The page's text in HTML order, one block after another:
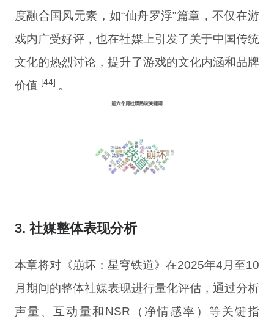
度融合国风元素，如“仙舟罗浮”篇章，不仅在游
戏内广受好评，也在社媒上引发了关于中国传统
文化的热烈讨论，提升了游戏的文化内涵和品牌
价值 [44] 。
3. 社媒整体表现分析
本章将对《崩坏：星穹铁道》在2025年4月至10
月期间的整体社媒表现进行量化评估，通过分析
声量、互动量和NSR（净情感率）等关键指